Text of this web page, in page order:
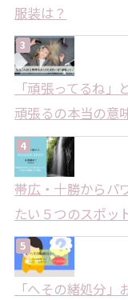
服装は？
「頑張ってるね」
頑張るの本当の意
帯広・十勝からパ
たい５つのスポッ
「へその緒処分